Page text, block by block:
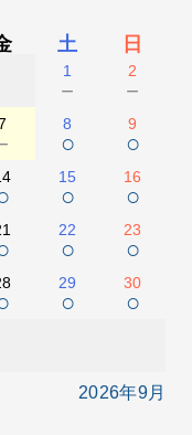
土 日
1
－
2
－
8
○
9
○
15
○
16
○
22
○
23
○
29
○
30
○
2026年9月